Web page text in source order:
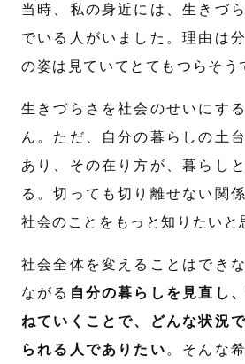
当時、私の身近には、生きづ
でいる人がいました。理由は
の姿は見ていてとてもつらそう
生きづらさを社会のせいにす
ん。ただ、自分の暮らしの土
あり、その在り方が、暮らし
る。切っても切り離せない関
社会のことをもっと知りたいと
社会全体を変えることはでき
ながる 自分の暮らしを見直し
ねていくことで、どんな状況
られる人でありたい 。そんな